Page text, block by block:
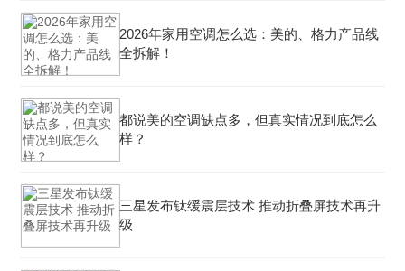
2026年家用空调怎么选：美的、格力产品线
全拆解！
都说美的空调缺点多，但真实情况到底怎么
样？
三星发布钛缓震层技术 推动折叠屏技术再升
级